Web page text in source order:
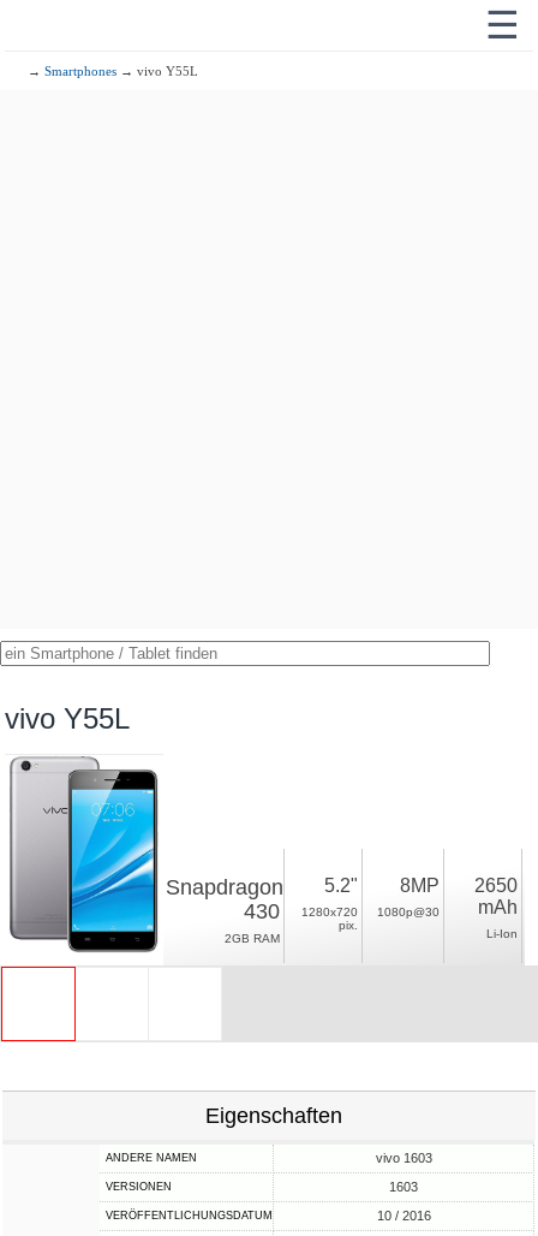
☰
→Smartphones → vivo Y55L
vivo Y55L
Snapdragon
430
2GB RAM
5.2"
1280x720
pix.
8MP
1080p@30
2650
mAh
Li-Ion
Eigenschaften
ANDERE NAMEN vivo 1603
VERSIONEN 1603
VERÖFFENTLICHUNGSDATUM 10 / 2016